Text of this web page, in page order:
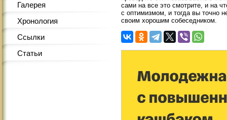
Галерея
Хронология
Ссылки
Статьи
сами на все это смотрите, и на
с оптимизмом, и тогда вы точно
своим хорошим собеседником.